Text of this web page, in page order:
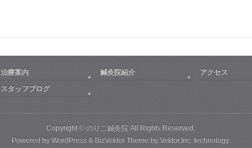
治療案内 鍼灸院紹介
アクセス
スタッフブログ
Copyright © のりこ鍼灸院 All Rights Reserved.
Powered by WordPress& BizVektor Theme by Vektor,Inc.technology.